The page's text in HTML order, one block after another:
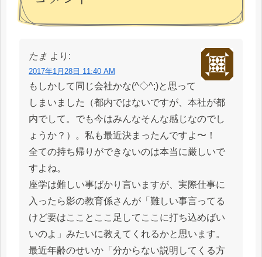
たま より:
2017年1月28日 11:40 AM
もしかして同じ会社かな(^◇^;)と思って
しまいました（都内ではないですが、本社が都
内でして。でも今はみんなそんな感じなのでし
ょうか？）。私も最近決まったんですよ〜！
全ての持ち帰りができないのは本当に厳しいで
すよね。
座学は難しい事ばかり言いますが、実際仕事に
入ったら影の教育係さんが「難しい事言ってる
けど要はこことここ足してここに打ち込めばい
いのよ」みたいに教えてくれるかと思います。
最近年齢のせいか「分からない説明してくる方